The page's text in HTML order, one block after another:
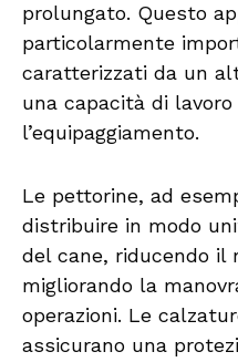
prolungato. Questo
particolarmente
caratterizzati da un
una capacità di
l’equipaggiamento.
Le pettorine, ad
distribuire in modo
del cane, riducendo il
migliorando la
operazioni. Le
assicurano una